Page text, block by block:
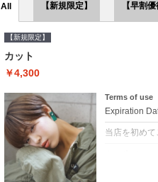
All 【新規限定】 【早割優
【新規限定】
カット
￥4,300
Terms of use
Expiration
当店を初め